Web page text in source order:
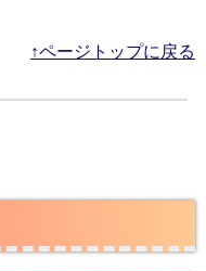
↑ページトップに戻る